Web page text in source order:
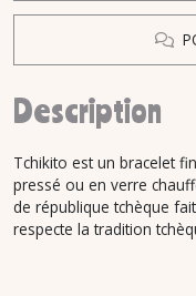
Description
Tchikito est un bracelet
pressé ou en verre
de république tchèque
respecte la tradition